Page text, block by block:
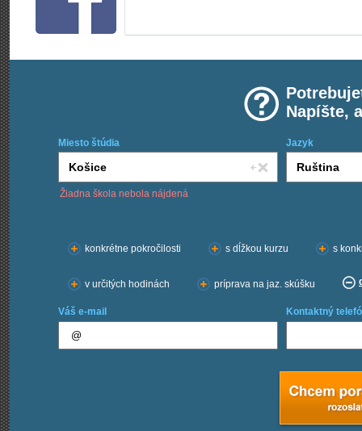
Napíšte,
Miesto štúdia Jazyk
Žiadna škola nebola nájdená
konkrétne pokročilosti
s dĺžkou kurzu s
v určitých hodinách príprava na jaz. skúšku
Váš e-mail Kontaktný